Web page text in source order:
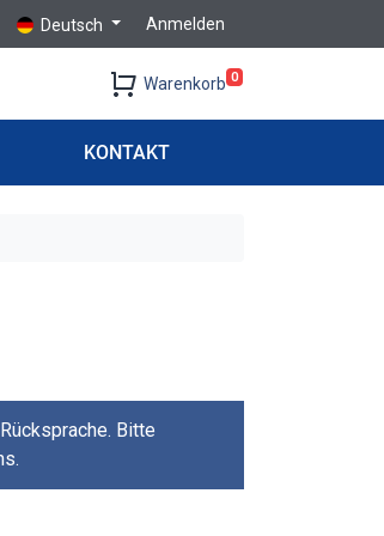
Deutsch Anmelden
Warenkorb 0
KONTAKT
Bitte